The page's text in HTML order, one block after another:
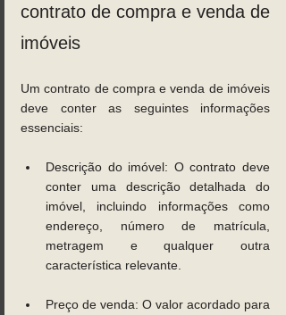
contrato de compra e venda de
imóveis
Um contrato de compra e venda de imóveis
deve conter as seguintes informações
essenciais:
Descrição do imóvel: O contrato deve
conter uma descrição detalhada do
imóvel, incluindo informações como
endereço, número de matrícula,
metragem e qualquer outra
característica relevante.
Preço de venda: O valor acordado para